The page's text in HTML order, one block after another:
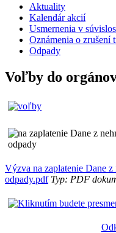
Aktuality
Kalendár akcií
Usmernenia v
Oznámenia o zrušení
Odpady
Voľby do
Výzva na zaplatenie Dane
odpady.pdfTyp: PDF